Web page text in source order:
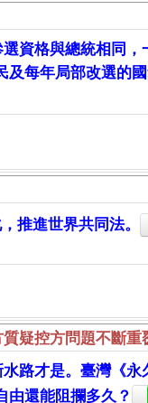
資格與總統相同
每年局部改選的
推進世界共同法。
疑控方問題不斷重
路才是。臺灣《永
由還能阻攔多久？